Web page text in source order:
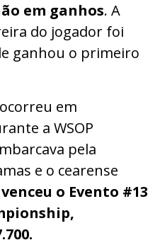
em ganhos. A
do jogador foi
ganhou o primeiro
em
a WSOP
pela
e o cearense
venceu o Evento #13